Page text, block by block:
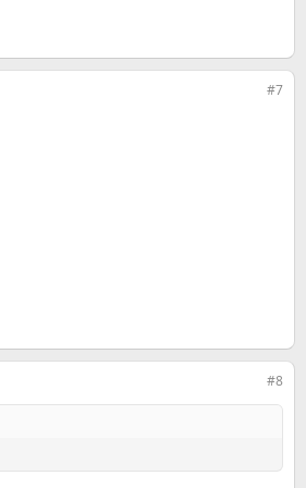
#7
#8